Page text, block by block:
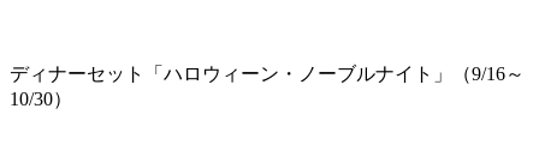
ディナーセット「ハロウィーン・ノーブルナイト」（9/16～
10/30）